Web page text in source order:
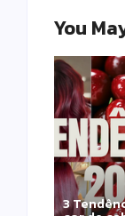
You
3Detox
que